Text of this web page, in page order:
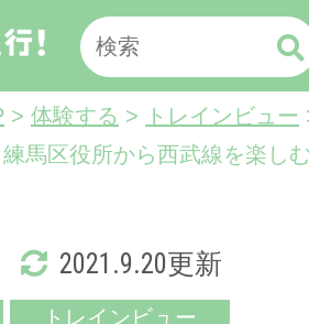
> 体験する > トレインビュー
馬区役所から西武線を楽し
2021.9.20更新
トレインビュー